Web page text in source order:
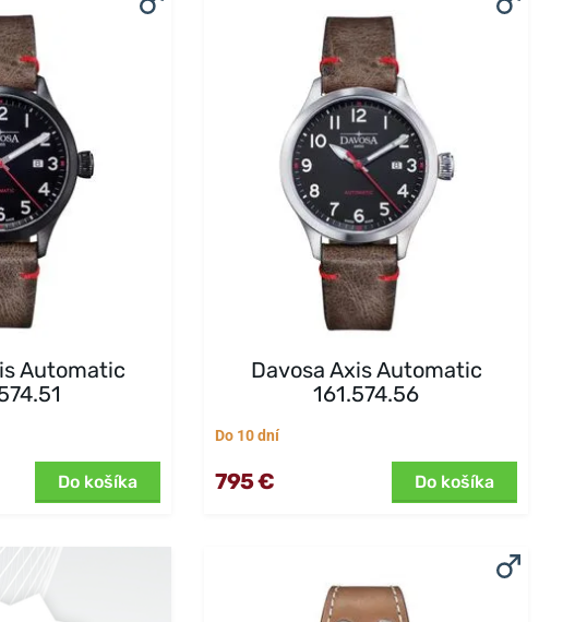
Automatic
Do košíka
Davosa Axis Automatic
161.574.56
Do 10 dní
795 € Do košíka